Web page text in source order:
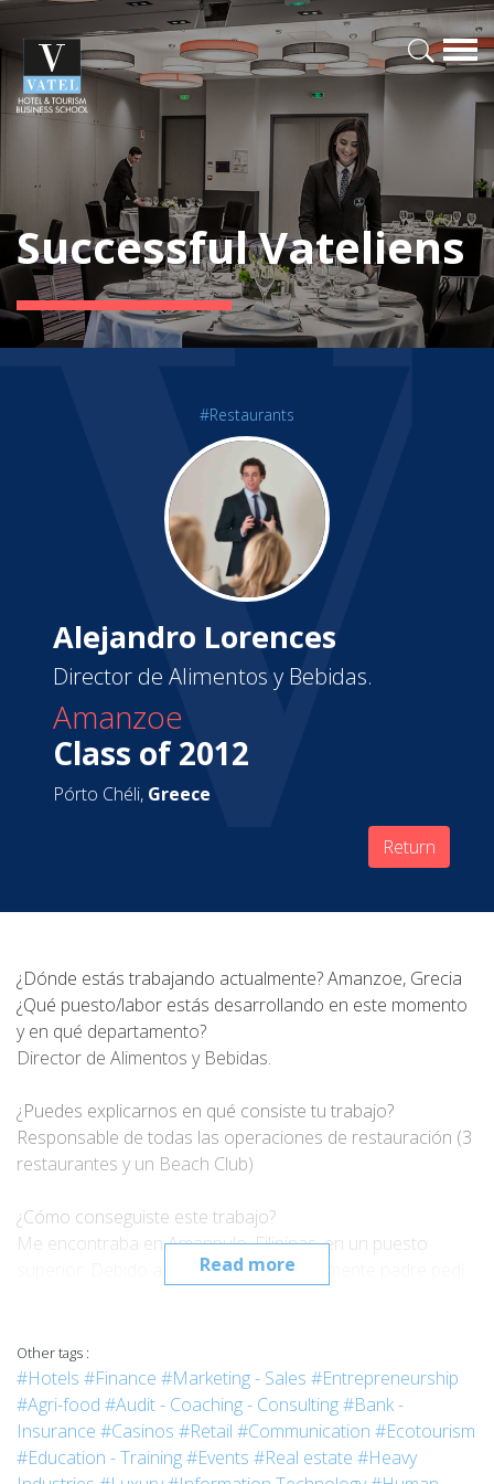
Successful Vateliens
#Restaurants
Alejandro Lorences
Director de Alimentos y Bebidas.
Amanzoe
Class of 2012
Pórto Chéli, Greece
Return
Read more
¿Dónde estás trabajando actualmente? Amanzoe, Grecia
¿Qué puesto/labor estás desarrollando en este momento
y en qué departamento?
Director de Alimentos y Bebidas.
¿Puedes explicarnos en qué consiste tu trabajo?
Responsable de todas las operaciones de restauración (3
restaurantes y un Beach Club)
¿Cómo conseguiste este trabajo?
Me encontraba en Amanpulo, Filipinas, en un puesto
superior. Debido a que he sido recientemente padre pedí
¿Cómo definirías tu paso por la Escuela Vatel?
Una experiencia muy buena. Fui de los primeros
estudiantes. Conocí a gente muy interesante, profesores y
estudiantes, con los que mantengo el contacto todavía.
Other tags :
#Hotels #Finance #Marketing - Sales #Entrepreneurship
#Agri-food #Audit - Coaching - Consulting#Bank -
Insurance #Casinos #Retail #Communication #Ecotourism
#Education - Training#Events #Real estate #Heavy